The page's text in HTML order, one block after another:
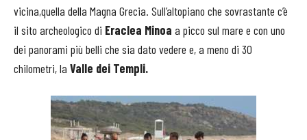
vicina,quella della Magna Grecia. Sull’altopiano che sovrastante c’è
il sito archeologico di Eraclea Minoa a picco sul mare e con uno
dei panorami più belli che sia dato vedere e, a meno di 30
chilometri, la Valle dei Templi.